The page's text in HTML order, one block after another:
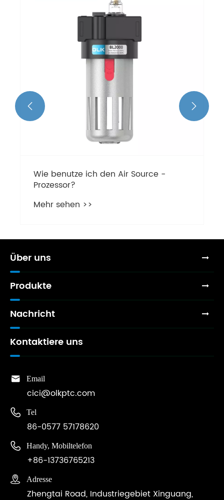
Wie benutze ich den Air Source -
Prozessor?
Mehr sehen >>
 
Über uns
Produkte
Nachricht
Kontaktiere uns
 Email
cici@olkptc.com
 Tel
86-0577 57178620
 Handy, Mobiltelefon
+86-13736765213
 Adresse
Zhengtai Road, Industriegebiet Xinguang,